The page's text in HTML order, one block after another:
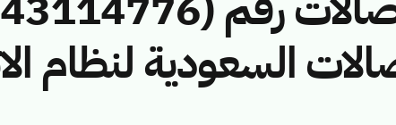
السعودية لنظام